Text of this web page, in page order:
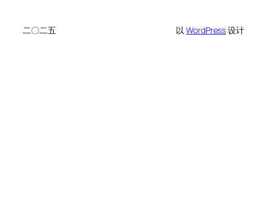
二〇二五 以WordPress设计